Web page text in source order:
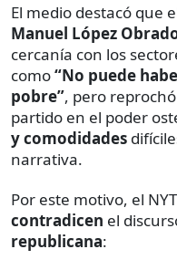
El medio destacó que
Manuel López
cercanía con los
como“No puede
pobre”, pero
partido en el poder
y comodidades
narrativa.
Por este motivo, el
contradicen el
republicana: